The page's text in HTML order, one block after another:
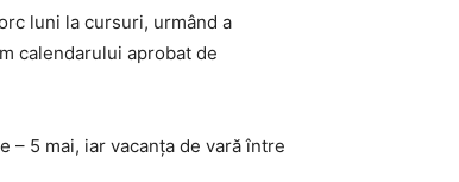
luni la cursuri, urmând a
calendarului aprobat de
– 5 mai, iar vacanţa de vară între